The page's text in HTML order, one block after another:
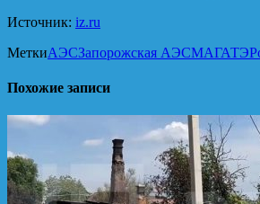
Источник: iz.ru
МеткиАЭСЗапорожская АЭСМАГАТЭ
Похожие записи